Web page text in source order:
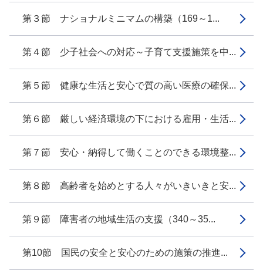
第３節 ナショナルミニマムの構築（169～1...
第４節 少子社会への対応～子育て支援施策を中...
第５節 健康な生活と安心で質の高い医療の確保...
第６節 厳しい経済環境の下における雇用・生活...
第７節 安心・納得して働くことのできる環境整...
第８節 高齢者を始めとする人々がいきいきと安...
第９節 障害者の地域生活の支援（340～35...
第10節 国民の安全と安心のための施策の推進...